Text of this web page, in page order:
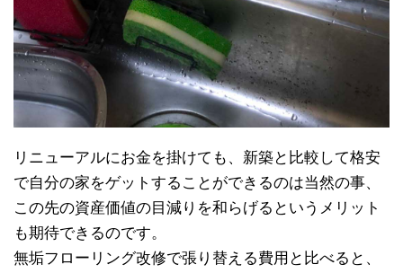
リニューアルにお金を掛けても、新築と比較して格安
で自分の家をゲットすることができるのは当然の事、
この先の資産価値の目減りを和らげるというメリット
も期待できるのです。
無垢フローリング改修で張り替える費用と比べると、